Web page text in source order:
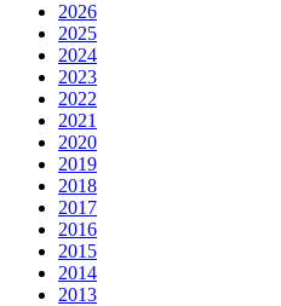
2026
2025
2024
2023
2022
2021
2020
2019
2018
2017
2016
2015
2014
2013